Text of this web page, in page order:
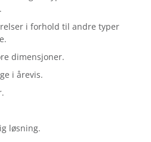
i forhold til andre typer
dimensjoner.
i årevis.
løsning.